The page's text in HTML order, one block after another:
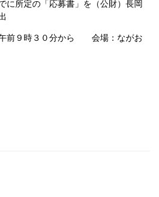
に所定の「応募書」を（公財）長岡
午前９時３０分から 会場：ながお